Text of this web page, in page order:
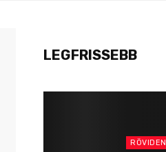
LEGFRISSEBB
RÖVIDEN